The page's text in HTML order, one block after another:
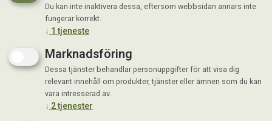
Fryst lightfoder
Du kan inte inaktivera dessa, eftersom webbsidan annars inte
fungerar korrekt.
↓ 1 tjeneste
Marknadsföring
Dessa tjänster behandlar personuppgifter för att visa dig
relevant innehåll om produkter, tjänster eller ämnen som du kan
vara intresserad av.
↓ 2tjenester